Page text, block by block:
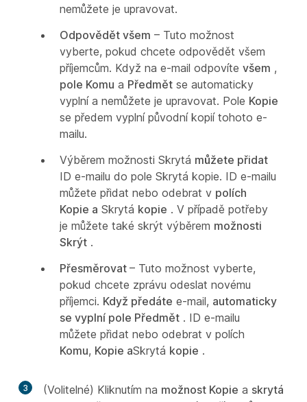
nemůžete je upravovat.
Odpovědět všem – Tuto možnost
vyberte, pokud chcete odpovědět všem
příjemcům. Když na e-mail odpovíte všem ,
pole Komu a Předmět se automaticky
vyplní a nemůžete je upravovat. Pole Kopie
se předem vyplní původní kopií tohoto e-
mailu.
Výběrem možnosti Skrytá můžete přidat
ID e-mailu do pole Skrytá kopie. ID e-mailu
můžete přidat nebo odebrat v polích
Kopie a Skrytá kopie . V případě potřeby
je můžete také skrýt výběrem možnosti
Skrýt .
Přesměrovat – Tuto možnost vyberte,
pokud chcete zprávu odeslat novému
příjemci. Když předáte e-mail, automaticky
se vyplní pole Předmět . ID e-mailu
můžete přidat nebo odebrat v polích
Komu, Kopie aSkrytá kopie .
3 (Volitelné) Kliknutím na možnost Kopie a skrytá